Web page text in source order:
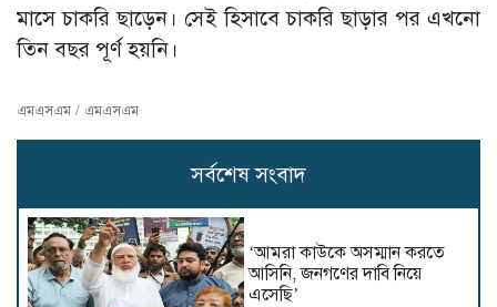
মাসে চাকরি ছাড়েন। সেই হিসাবে চাকরি ছাড়ার পর এখনো
তিন বছর পূর্ণ হয়নি।
এমএসএম / এমএসএম
সর্বশেষ সংবাদ
‘আমরা কাউকে অসম্মান করতে
আসিনি, জনগণের দাবি নিয়ে
এসেছি’